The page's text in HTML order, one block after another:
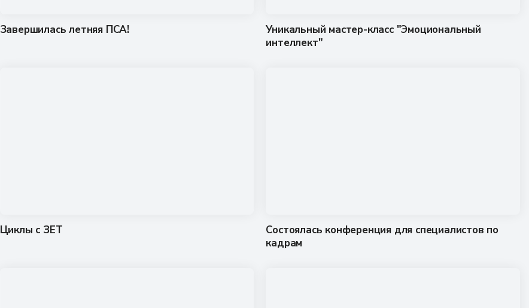
Завершилась летняя ПСА!
Уникальный мастер-класс "Эмоциональный
интеллект"
Циклы с ЗЕТ
Состоялась конференция для специалистов по
кадрам